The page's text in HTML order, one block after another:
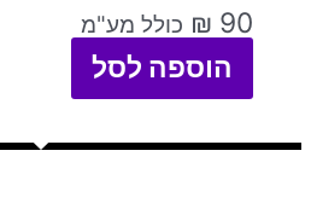
₪ 90 כולל מע"מ
הוספה לסל